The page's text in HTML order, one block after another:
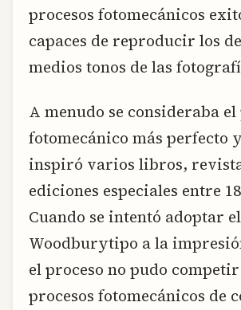
procesos fotomecánicos
capaces de reproducir los
medios tonos de las
A menudo se consideraba el
fotomecánico más perfecto
inspiró varios libros,
ediciones especiales entre
Cuando se intentó adoptar el
Woodburytipo a la
el proceso no pudo
procesos fotomecánicos de